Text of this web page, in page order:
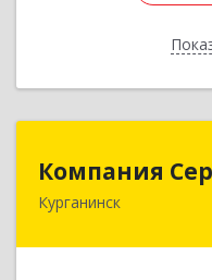
Компания
Курганинск
352430,